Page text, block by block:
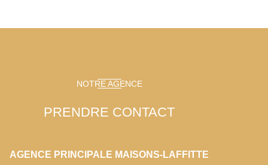
NOTRE AGENCE
PRENDRE CONTACT
AGENCE PRINCIPALE MAISONS-LAFFITTE